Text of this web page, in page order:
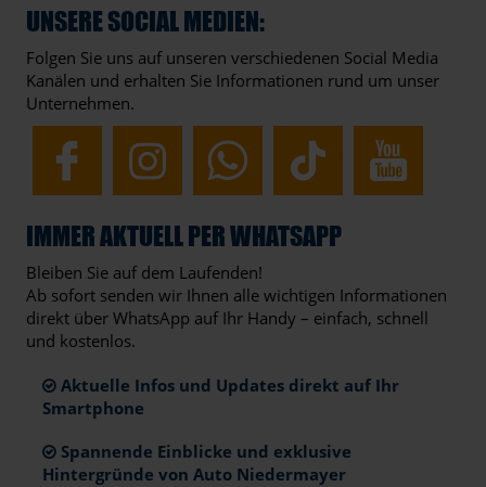
UNSERE SOCIAL MEDIEN:
Folgen Sie uns auf unseren verschiedenen Social Media
Kanälen und erhalten Sie Informationen rund um unser
Unternehmen.
IMMER AKTUELL PER WHATSAPP
Bleiben Sie auf dem Laufenden!
Ab sofort senden wir Ihnen alle wichtigen Informationen
direkt über WhatsApp auf Ihr Handy – einfach, schnell
und kostenlos.
Aktuelle Infos und Updates direkt auf Ihr
Smartphone
Spannende Einblicke und exklusive
Hintergründe von Auto Niedermayer